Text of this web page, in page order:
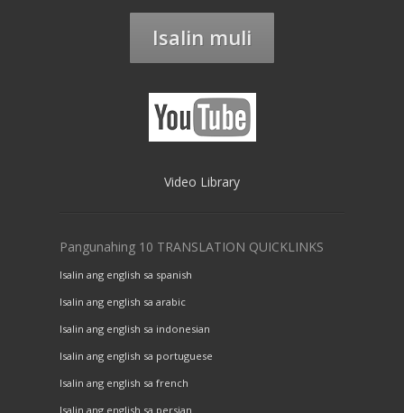
Isalin muli
Video Library
Pangunahing 10 TRANSLATION QUICKLINKS
Isalin ang english sa spanish
Isalin ang english sa arabic
Isalin ang english sa indonesian
Isalin ang english sa portuguese
Isalin ang english sa french
Isalin ang english sa persian